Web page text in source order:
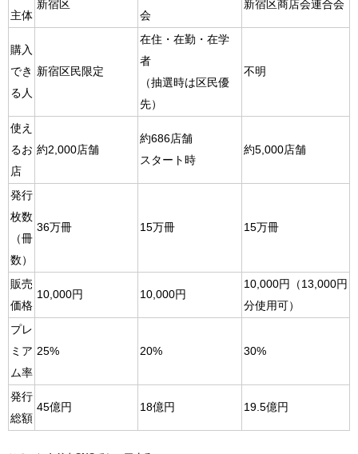
主体
新宿区
会
新宿区商店会連合会
購入
でき
る人
新宿区民限定
在住・在勤・在学
者
（抽選時は区民優
先）
不明
使え
るお
店
約2,000店舗
約686店舗
スタート時
約5,000店舗
発行
枚数
（冊
数）
36万冊 15万冊 15万冊
販売
価格
10,000円 10,000円
10,000円（13,000円
分使用可）
プレ
ミア
ム率
25% 20% 30%
発行
総額
45億円 18億円 19.5億円